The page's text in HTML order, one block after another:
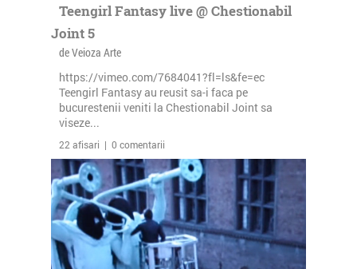
Teengirl Fantasy live @ Chestionabil
Joint 5
de Veioza Arte
https://vimeo.com/7684041?fl=ls&fe=ec
Teengirl Fantasy au reusit sa-i faca pe
bucurestenii veniti la Chestionabil Joint sa
viseze...
22 afisari | 0 comentarii